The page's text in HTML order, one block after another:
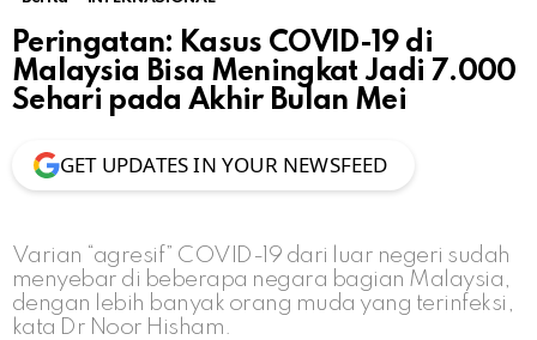
Peringatan: Kasus COVID-19 di
Malaysia Bisa Meningkat Jadi 7.000
Sehari pada Akhir Bulan Mei
GET UPDATES IN YOUR NEWSFEED
Varian “agresif” COVID-19 dari luar negeri sudah
menyebar di beberapa negara bagian Malaysia,
dengan lebih banyak orang muda yang terinfeksi,
kata Dr Noor Hisham.